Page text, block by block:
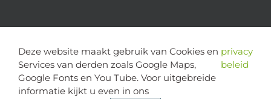
copyright 2024 | alle rechten voorbehouden - Stichting Cognitie
Deze website maakt gebruik van Cookies en
Services van derden zoals Google Maps,
Google Fonts en You Tube. Voor uitgebreide
informatie kijkt u even in ons
privacy
beleid